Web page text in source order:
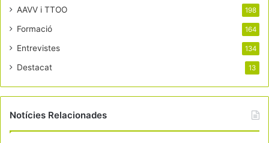
AAVV i TTOO 198
Formació 164
Entrevistes 134
Destacat 13
Notícies Relacionades